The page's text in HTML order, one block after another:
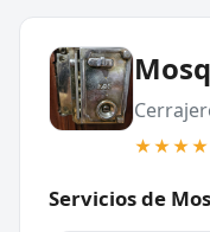
Servicios de